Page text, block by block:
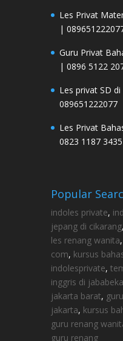
Les Privat
|
Guru Privat
| 0896 5122
Les privat SD
089651222077
Les Privat
0823 1187 3435
Popular
indoles private,
jepang di cikarang,
les renang wanita,
com, kursus
indolesprivate,
inggris di jababeka
jakarta barat,
jakarta, kursus
guru renang
guru renang